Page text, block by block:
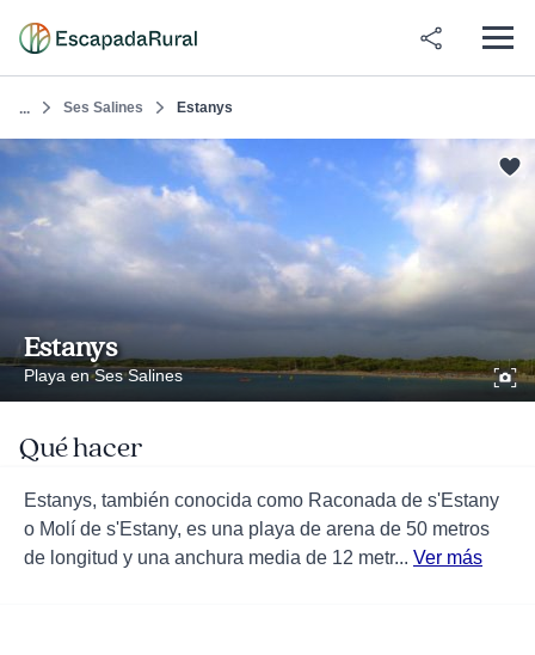
... Ses Salines Estanys
Estanys
Playa en Ses Salines
Qué hacer
Estanys, también conocida como Raconada de s'Estany
o Molí de s'Estany, es una playa de arena de 50 metros
de longitud y una anchura media de 12 metr... Ver más